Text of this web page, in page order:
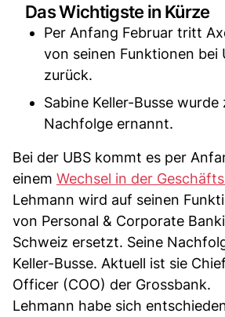
Das Wichtigste in Kürze
Per Anfang Februar tritt
von seinen Funktionen bei
zurück.
Sabine Keller-Busse wurde
Nachfolge ernannt.
Bei der UBS kommt es per
einem Wechsel in der
Lehmann wird auf seinen
von Personal & Corporate
Schweiz ersetzt. Seine
Keller-Busse. Aktuell ist sie
Officer (COO) der Grossbank.
Lehmann habe sich